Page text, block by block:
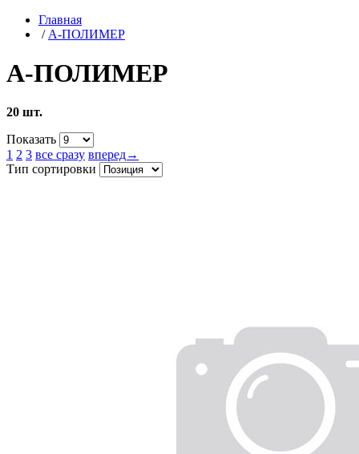
Главная
/ А-ПОЛИМЕР
А-ПОЛИМЕР
20 шт.
Показать
1 2 3 все сразу вперед→
Тип сортировки